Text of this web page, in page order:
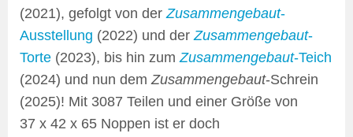
(2021), gefolgt von derZusammengebaut-
Ausstellung (2022) und derZusammengebaut-
Torte (2023), bis hin zumZusammengebaut-Teich
(2024) und nun demZusammengebaut-Schrein
(2025)! Mit 3087 Teilen und einer Größe von
37 x 42 x 65 Noppen ist er doch